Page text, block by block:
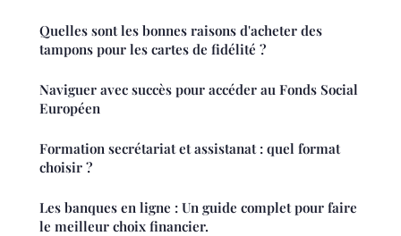
Quelles sont les bonnes raisons d'acheter des
tampons pour les cartes de fidélité ?
Naviguer avec succès pour accéder au Fonds Social
Européen
Formation secrétariat et assistanat : quel format
choisir ?
Les banques en ligne : Un guide complet pour faire
le meilleur choix financier.